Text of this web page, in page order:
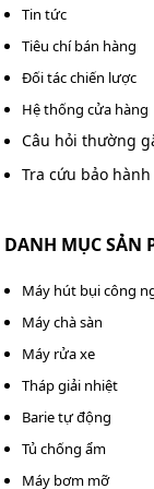
Tin tức
Tiêu chí bán hàng
Đối tác chiến lược
Hệ thống cửa hàng
Câu hỏi thường
Tra cứu bảo hành
DANH MỤC SẢN
Máy hút bụi công
Máy chà sàn
Máy rửa xe
Tháp giải nhiệt
Barie tự động
Tủ chống ẩm
Máy bơm mỡ